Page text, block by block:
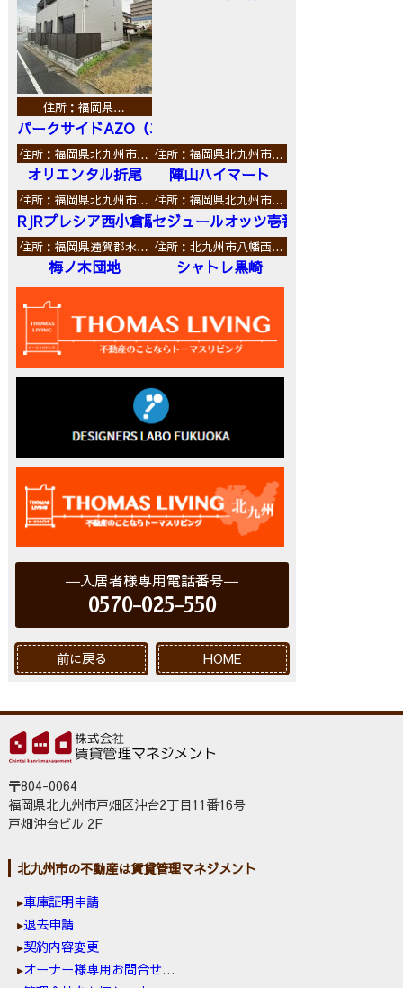
住所：福岡県…
パークサイドAZO（エーゼットオー）
住所：福岡県北九州市…
オリエンタル折尾
住所：福岡県北九州市…
陣山ハイマート
住所：福岡県北九州市…
RJRプレシア西小倉駅前
住所：福岡県北九州市…
セジュールオッツ壱番館
住所：福岡県遠賀郡水…
梅ノ木団地
住所：北九州市八幡西…
シャトレ黒崎
入居者様専用電話番号
0570-025-550
前に戻る HOME
〒804-0064
福岡県北九州市戸畑区沖台2丁目11番16号
戸畑沖台ビル 2F
北九州市の不動産は賃貸管理マネジメント
車庫証明申請
退去申請
契約内容変更
オーナー様専用お問合せ窓口